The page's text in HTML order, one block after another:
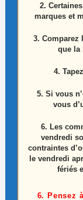
2.
marques et
3. Comparez
que la
4.
5. Si vous
vous
6. Les
vendredi
contraintes
le vendredi
fériés
6. Pensez